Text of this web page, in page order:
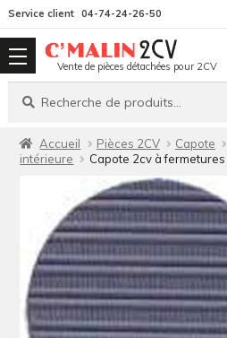
la
Service client 04-74-24-26-50
Vente de pièces détachées pour 2CV
Recherche
Recherche
Accueil Pièces 2CV Capote
intérieure
Capote 2cv à